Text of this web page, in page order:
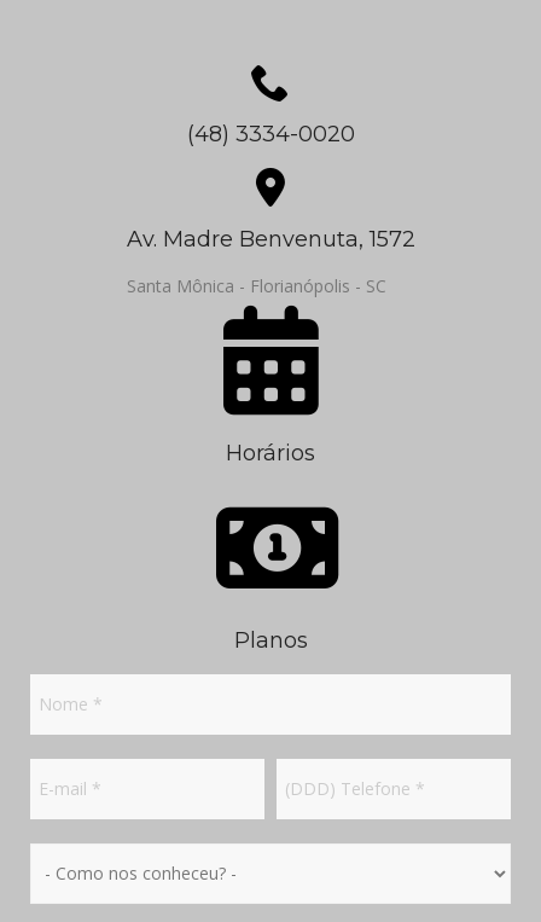
(48) 3334-0020
Av. Madre Benvenuta, 1572
Santa Mônica - Florianópolis - SC
Horários
Planos